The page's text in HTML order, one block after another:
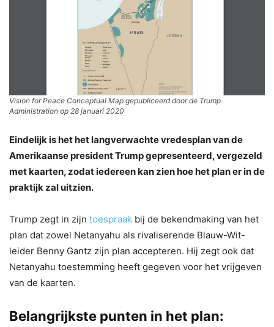
Vision for Peace Conceptual Map gepubliceerd door de Trump
Administration op 28 januari 2020
Eindelijk is het het langverwachte vredesplan van de
Amerikaanse president Trump gepresenteerd, vergezeld
met kaarten, zodat iedereen kan zien hoe het plan er in de
praktijk zal uitzien.
Trump zegt in zijn toespraak bij de bekendmaking van het
plan dat zowel Netanyahu als rivaliserende Blauw-Wit-
leider Benny Gantz zijn plan accepteren. Hij zegt ook dat
Netanyahu toestemming heeft gegeven voor het vrijgeven
van de kaarten.
Belangrijkste punten in het plan: